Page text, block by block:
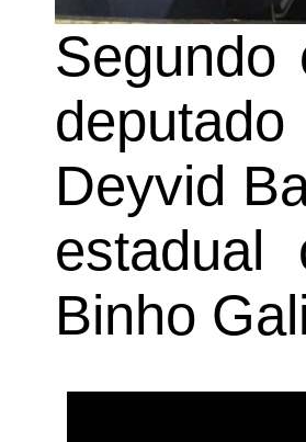
Segundo
Deyvid
estadual
Binho